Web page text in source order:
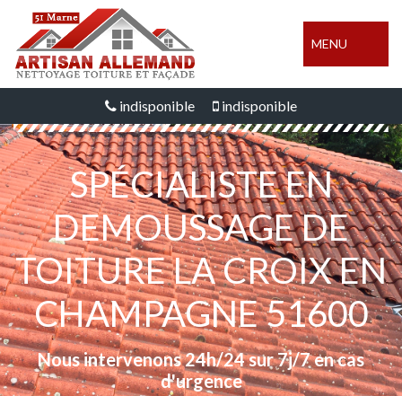
MENU
indisponible indisponible
SPÉCIALISTE EN
DEMOUSSAGE DE
TOITURE LA CROIX EN
CHAMPAGNE 51600
Nous intervenons 24h/24 sur 7j/7 en cas
d'urgence